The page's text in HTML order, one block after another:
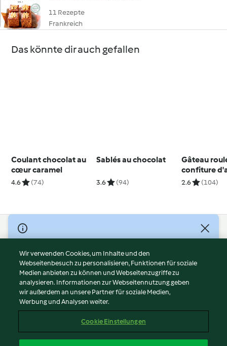
11 Rezepte
Frankreich
Das könnte dir auch gefallen
Coulant chocolat au
cœur caramel
4.6 (74)
Sablés au chocolat
3.6 (94)
Gâteau
confiture
2.6 (104)
© Copyright 2026
Nutzungsbedingungen
Datenschutzrichtlinien
Disclaimer
Impressum
Cookies
Abo kündigen
Wir verwenden Cookies, um Inhalte und den
Webseitenbesuch zu personalisieren, Funktionen für soziale
Medien anbieten zu können und Webseitenzugriffe zu
analysieren. Informationen zur Webseitennutzung geben
wir außerdem an unsere Partner für soziale Medien,
Werbung und Analysen weiter.
Cookie Einstellungen